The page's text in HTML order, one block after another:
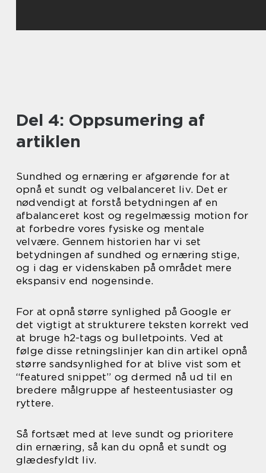
Del 4: Oppsumering af
artiklen
Sundhed og ernæring er afgørende for at
opnå et sundt og velbalanceret liv. Det er
nødvendigt at forstå betydningen af en
afbalanceret kost og regelmæssig motion for
at forbedre vores fysiske og mentale
velvære. Gennem historien har vi set
betydningen af sundhed og ernæring stige,
og i dag er videnskaben på området mere
ekspansiv end nogensinde.
For at opnå større synlighed på Google er
det vigtigt at strukturere teksten korrekt ved
at bruge h2-tags og bulletpoints. Ved at
følge disse retningslinjer kan din artikel opnå
større sandsynlighed for at blive vist som et
“featured snippet” og dermed nå ud til en
bredere målgruppe af hesteentusiaster og
ryttere.
Så fortsæt med at leve sundt og prioritere
din ernæring, så kan du opnå et sundt og
glædesfyldt liv.